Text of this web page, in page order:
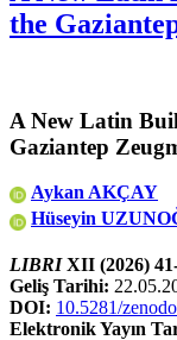
the
A New Latin
Gaziantep
Aykan AKÇAY
Hüseyin
LIBRIXII (2026)
Geliş Tarihi:
DOI: 10.5281/
Elektronik Yayın